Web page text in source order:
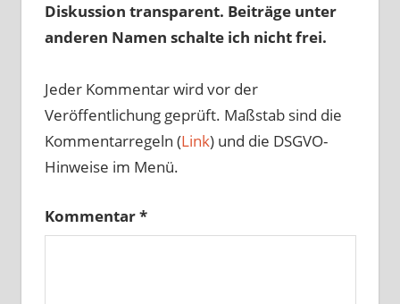
Diskussion transparent. Beiträge unter
anderen Namen schalte ich nicht frei.
Jeder Kommentar wird vor der
Veröffentlichung geprüft. Maßstab sind die
Kommentarregeln (Link) und die DSGVO-
Hinweise im Menü.
Kommentar*